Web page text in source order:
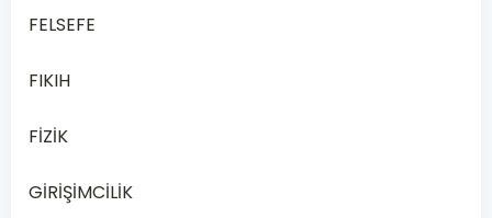
Sanatçıların,
FELSEFE
FIKIH
FİZİK
GİRİŞİMCİLİK